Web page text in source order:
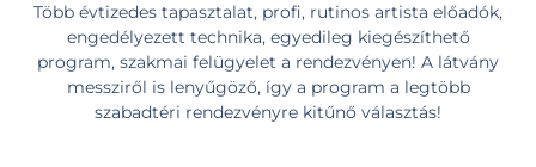
Több évtizedes tapasztalat, profi, rutinos artista előadók,
engedélyezett technika, egyedileg kiegészíthető
program, szakmai felügyelet a rendezvényen! A látvány
messziről is lenyűgöző, így a program a legtöbb
szabadtéri rendezvényre kitűnő választás!